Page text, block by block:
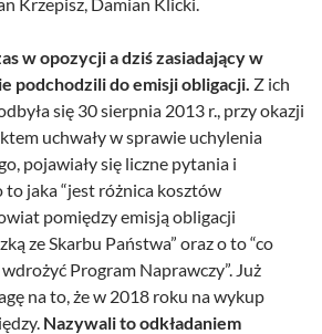
w opozycji a dziś zasiadający w
podchodzili do emisji obligacji. Z ich
się 30 sierpnia 2013 r., przy okazji
uchwały w sprawie uchylenia
pojawiały się liczne pytania i
jaka “jest różnica kosztów
pomiędzy emisją obligacji
ze Skarbu Państwa” oraz o to “co
Program Naprawczy”. Już
na to, że w 2018 roku na wykup
Nazywali to odkładaniem